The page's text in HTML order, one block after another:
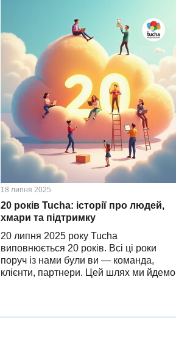
18 липня 2025
20 років Tucha: історії про людей,
хмари та підтримку
20 липня 2025 року Tucha
виповнюється 20 років. Всі ці роки
поруч із нами були ви — команда,
клієнти, партнери. Цей шлях ми йдемо
найскладніші часи. Було всього: